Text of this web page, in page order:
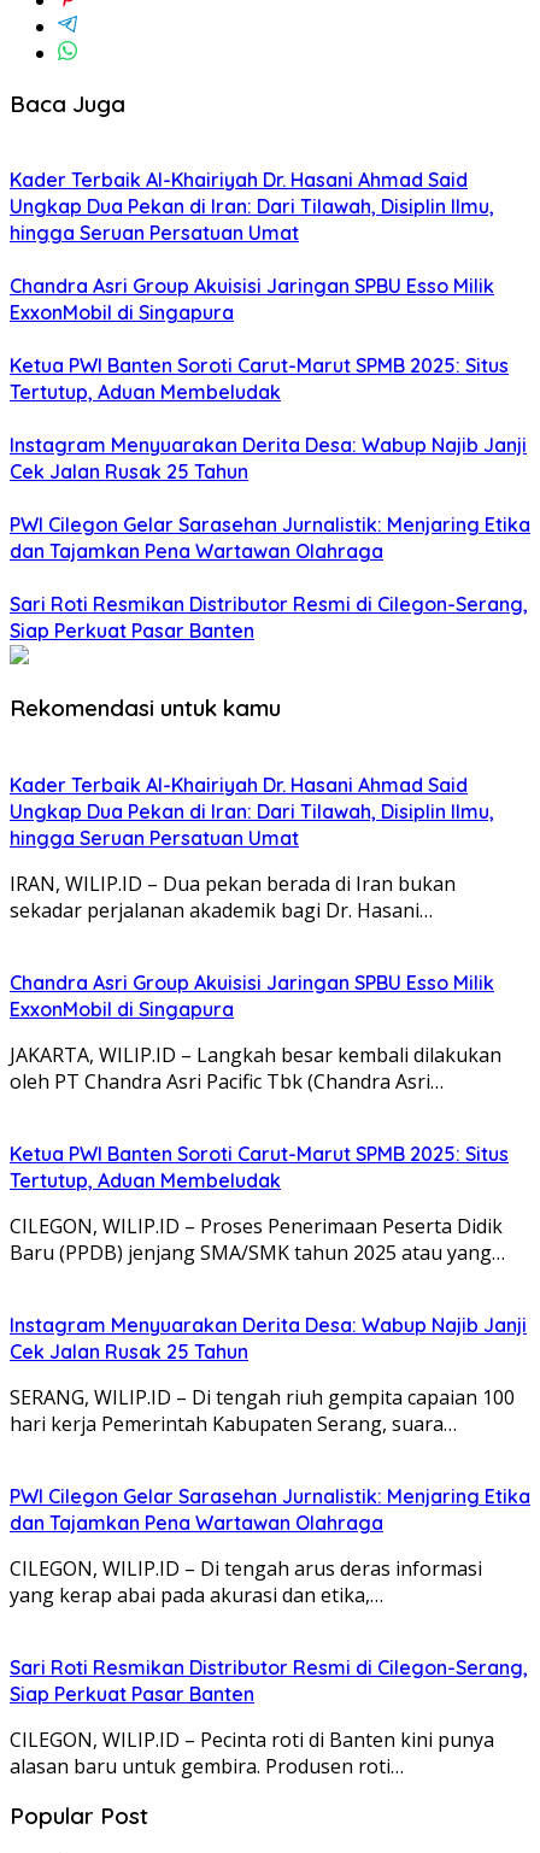
Baca Juga
Kader Terbaik Al-Khairiyah Dr. Hasani Ahmad Said
Ungkap Dua Pekan di Iran: Dari Tilawah, Disiplin Ilmu,
hingga Seruan Persatuan Umat
Chandra Asri Group Akuisisi Jaringan SPBU Esso Milik
ExxonMobil di Singapura
Ketua PWI Banten Soroti Carut-Marut SPMB 2025: Situs
Tertutup, Aduan Membeludak
Instagram Menyuarakan Derita Desa: Wabup Najib Janji
Cek Jalan Rusak 25 Tahun
PWI Cilegon Gelar Sarasehan Jurnalistik: Menjaring Etika
dan Tajamkan Pena Wartawan Olahraga
Sari Roti Resmikan Distributor Resmi di Cilegon-Serang,
Siap Perkuat Pasar Banten
Rekomendasi untuk kamu
Kader Terbaik Al-Khairiyah Dr. Hasani Ahmad Said
Ungkap Dua Pekan di Iran: Dari Tilawah, Disiplin Ilmu,
hingga Seruan Persatuan Umat
IRAN, WILIP.ID – Dua pekan berada di Iran bukan
sekadar perjalanan akademik bagi Dr. Hasani…
Chandra Asri Group Akuisisi Jaringan SPBU Esso Milik
ExxonMobil di Singapura
JAKARTA, WILIP.ID – Langkah besar kembali dilakukan
oleh PT Chandra Asri Pacific Tbk (Chandra Asri…
Ketua PWI Banten Soroti Carut-Marut SPMB 2025: Situs
Tertutup, Aduan Membeludak
CILEGON, WILIP.ID – Proses Penerimaan Peserta Didik
Baru (PPDB) jenjang SMA/SMK tahun 2025 atau yang…
Instagram Menyuarakan Derita Desa: Wabup Najib Janji
Cek Jalan Rusak 25 Tahun
SERANG, WILIP.ID – Di tengah riuh gempita capaian 100
hari kerja Pemerintah Kabupaten Serang, suara…
PWI Cilegon Gelar Sarasehan Jurnalistik: Menjaring Etika
dan Tajamkan Pena Wartawan Olahraga
CILEGON, WILIP.ID – Di tengah arus deras informasi
yang kerap abai pada akurasi dan etika,…
Sari Roti Resmikan Distributor Resmi di Cilegon-Serang,
Siap Perkuat Pasar Banten
CILEGON, WILIP.ID – Pecinta roti di Banten kini punya
alasan baru untuk gembira. Produsen roti…
Popular Post